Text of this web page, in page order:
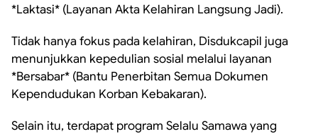
*Laktasi* (Layanan Akta Kelahiran Langsung Jadi).
Tidak hanya fokus pada kelahiran, Disdukcapil juga
menunjukkan kepedulian sosial melalui layanan
*Bersabar* (Bantu Penerbitan Semua Dokumen
Kependudukan Korban Kebakaran).
Selain itu, terdapat program Selalu Samawa yang